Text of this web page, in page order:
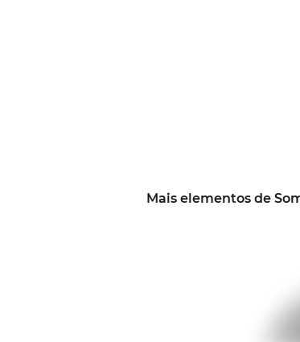
Mais elementos de